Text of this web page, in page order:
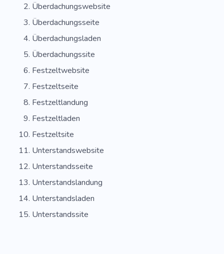
Überdachungswebsite
Überdachungsseite
Überdachungsladen
Überdachungssite
Festzeltwebsite
Festzeltseite
Festzeltlandung
Festzeltladen
Festzeltsite
Unterstandswebsite
Unterstandsseite
Unterstandslandung
Unterstandsladen
Unterstandssite